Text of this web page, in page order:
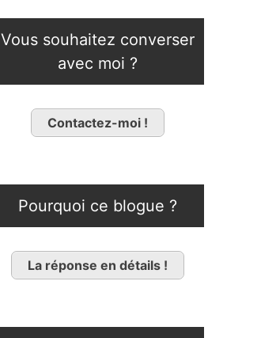
Vous souhaitez converser
avec moi ?
Contactez-moi !
Pourquoi ce blogue ?
La réponse en détails !